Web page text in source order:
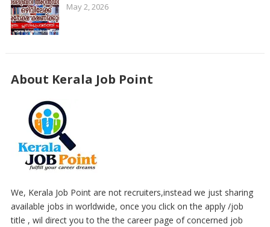
May 2, 2026
About Kerala Job Point
We, Kerala Job Point are not recruiters,instead we just sharing
available jobs in worldwide, once you click on the apply /job
title , wil direct you to the the career page of concerned job